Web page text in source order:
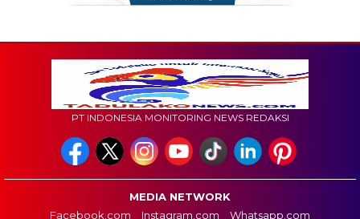
PT INDONESIA MONITORING NEWS REDAKSI
MEDIA NETWORK
Facebook.com
Instagram.com Whatsapp.com